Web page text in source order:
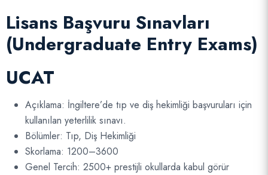
Lisans Başvuru Sınavları
(Undergraduate Entry Exams)
UCAT
Açıklama: İngiltere’de tıp ve diş hekimliği başvuruları için
kullanılan yeterlilik sınavı.
Bölümler: Tıp, Diş Hekimliği
Skorlama: 1200–3600
Genel Tercih: 2500+ prestijli okullarda kabul görür